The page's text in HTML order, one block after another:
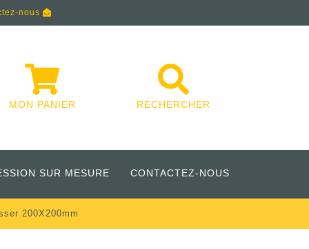
nous
MON PANIER RECHERCHER
SUR MESURE CONTACTEZ-NOUS
200X200mm